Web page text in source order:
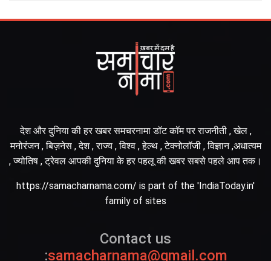
देश और दुनिया की हर खबर समचरनामा डॉट कॉम पर राजनीती , खेल ,
मनोरंजन , बिज़नेस , देश , राज्य , विश्व , हेल्थ , टेक्नोलॉजी , विज्ञान ,अधात्यम
, ज्योतिष , ट्रेवल आपकी दुनिया के हर पहलू की खबर सबसे पहले आप तक।
https://samacharnama.com/ is part of the 'IndiaToday.in'
family of sites
Contact us
:samacharnama@gmail.com